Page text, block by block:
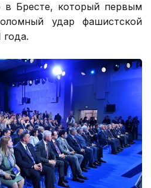
в Бресте, который первым
удар фашистской